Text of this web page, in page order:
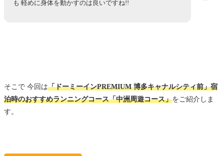
も 軽めに身体を動かすのは良いですね!!
そこで 今回は「ドーミーインPREMIUM 博多キャナルシティ前」宿
泊時のおすすめランニングコース「中洲周遊コース」をご紹介しま
す。